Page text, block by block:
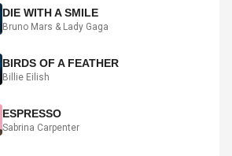
DIE WITH A SMILE
Bruno Mars & Lady Gaga
BIRDS OF A FEATHER
Billie Eilish
ESPRESSO
Sabrina Carpenter